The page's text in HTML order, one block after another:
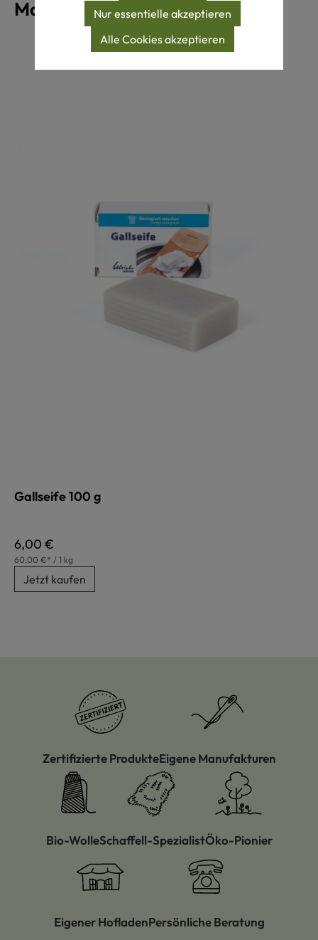
Maschinenwäsche 40°C
Produktgalerie überspringen
Gallseife 100 g
Regulärer Preis:
6,00 €
60,00 €* / 1 kg
Jetzt kaufen
Zertifizierte ProdukteEigene Manufakturen
Bio-WolleSchaffell-SpezialistÖko-Pionier
Eigener HofladenPersönliche Beratung
Nur essentielle akzeptieren
Alle Cookies akzeptieren